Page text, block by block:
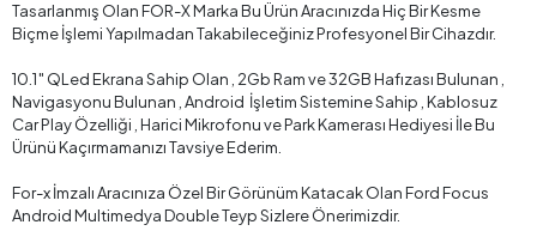
Tasarlanmış Olan FOR-X Marka Bu Ürün Aracınızda Hiç Bir Kesme
Biçme İşlemi Yapılmadan Takabileceğiniz Profesyonel Bir Cihazdır.
10.1″ QLed Ekrana Sahip Olan , 2Gb Ram ve 32GB Hafızası Bulunan ,
Navigasyonu Bulunan , Android İşletim Sistemine Sahip , Kablosuz
Car Play Özelliği , Harici Mikrofonu ve Park Kamerası Hediyesi İle Bu
Ürünü Kaçırmamanızı Tavsiye Ederim.
For-x İmzalı Aracınıza Özel Bir Görünüm Katacak Olan Ford Focus
Android Multimedya Double Teyp Sizlere Önerimizdir.